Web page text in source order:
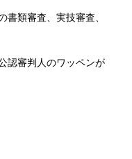
書類審査、実技審査、
認審判人のワッペンが